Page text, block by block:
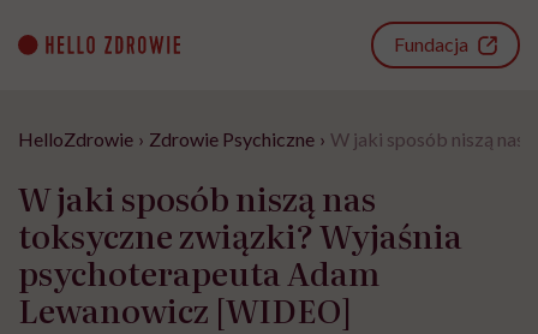
content
Fundacja
HelloZdrowie › Zdrowie Psychiczne › W jaki sposób niszą nas
W jaki sposób niszą nas
toksyczne związki? Wyjaśnia
psychoterapeuta Adam
Lewanowicz [WIDEO]